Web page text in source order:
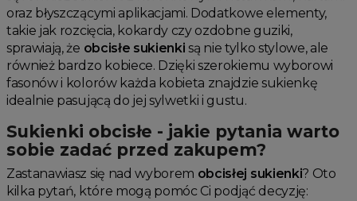
oraz błyszczącymi aplikacjami. Dodatkowe elementy,
takie jak rozcięcia, kokardy czy ozdobne guziki,
sprawiają, że obcisłe sukienki są nie tylko stylowe, ale
również bardzo kobiece. Dzięki szerokiemu wyborowi
fasonów i kolorów każda kobieta znajdzie sukienkę
idealnie pasującą do jej sylwetki i gustu.
Sukienki obcisłe - jakie pytania warto
sobie zadać przed zakupem?
Zastanawiasz się nad wyborem obcisłej sukienki? Oto
kilka pytań, które mogą pomóc Ci podjąć decyzję: